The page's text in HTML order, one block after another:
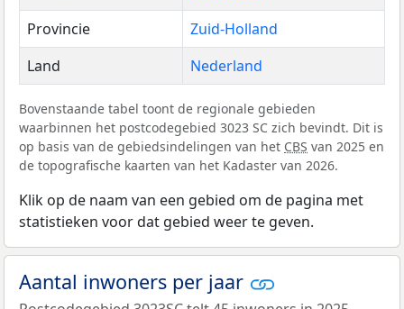
Provincie
Zuid-Holland
Land
Nederland
Bovenstaande tabel toont de regionale gebieden
waarbinnen het postcodegebied 3023 SC zich bevindt. Dit is
op basis van de gebiedsindelingen van het CBS van 2025 en
de topografische kaarten van het Kadaster van 2026.
Klik op de naam van een gebied om de pagina met
statistieken voor dat gebied weer te geven.
Aantal inwoners per jaar